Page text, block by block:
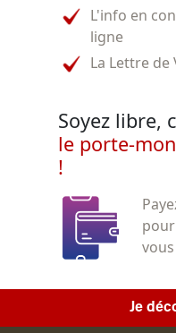
L'info en
ligne
La Lettre de
Soyez libre,
le porte-
!
Je